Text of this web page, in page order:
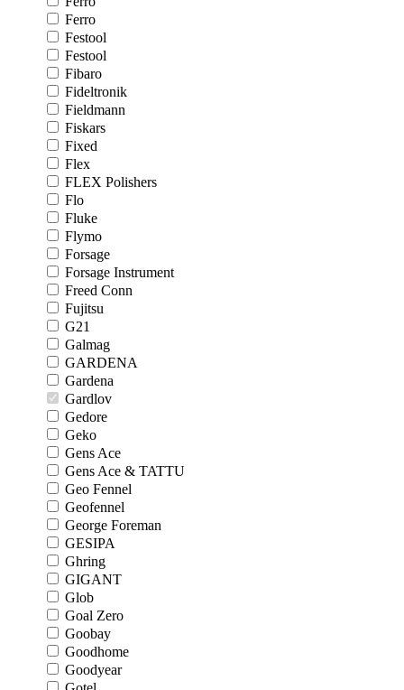
Ferro
Festool
Festool
Fibaro
Fideltronik
Fieldmann
Fiskars
Fixed
Flex
FLEX Polishers
Flo
Fluke
Flymo
Forsage
Forsage Instrument
Freed Conn
Fujitsu
G21
Galmag
GARDENA
Gardena
Gardlov
Gedore
Geko
Gens Ace
Gens Ace & TATTU
Geo Fennel
Geofennel
George Foreman
GESIPA
Ghring
GIGANT
Glob
Goal Zero
Goobay
Goodhome
Goodyear